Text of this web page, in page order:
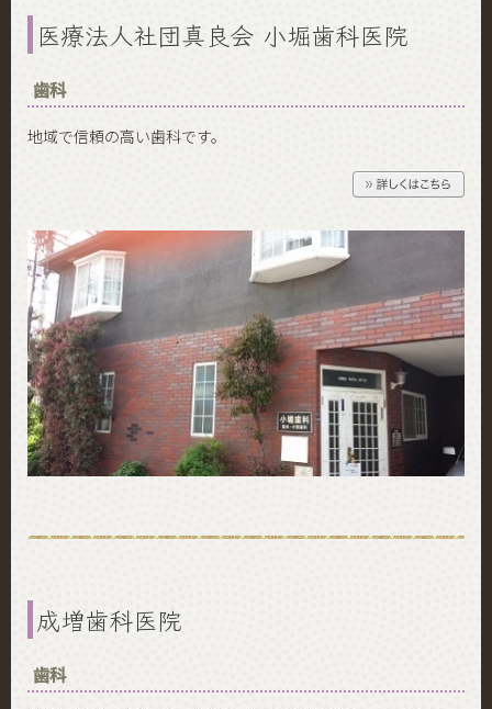
医療法人社団真良会 小堀歯科医院
歯科
地域で信頼の高い歯科です。
成増歯科医院
歯科